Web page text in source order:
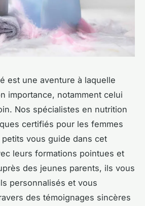
est une aventure à laquelle
importance, notamment celui
Nos spécialistes en nutrition
certifiés pour les femmes
vous guide dans cet
leurs formations pointues et
des jeunes parents, ils vous
personnalisés et vous
des témoignages sincères